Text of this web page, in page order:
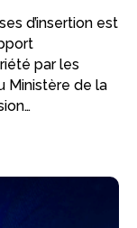
d’insertion est
par les
Ministère de la